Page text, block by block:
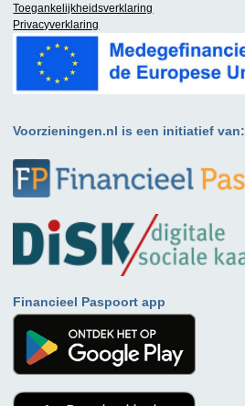
Toegankelijkheidsverklaring
Privacyverklaring
Voorzieningen.nl is een initiatief van:
Financieel Paspoort app